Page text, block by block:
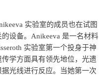
实验室的成员也在试图
设备。Anikeeva 是一名材料
实验室第一个投身于神
学方面具有领先地位，光遗
光线进行反应。当她第一次